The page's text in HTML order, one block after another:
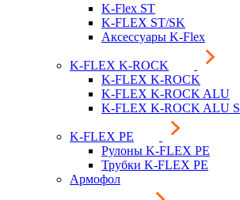
K-Flex ST
K-FLEX ST/SK
Аксессуары K-Flex
K-FLEX K-ROCK
K-FLEX K-ROCK
K-FLEX K-ROCK ALU
K-FLEX K-ROCK ALU S
K-FLEX PE
Рулоны K-FLEX PE
Трубки K-FLEX PE
Армофол